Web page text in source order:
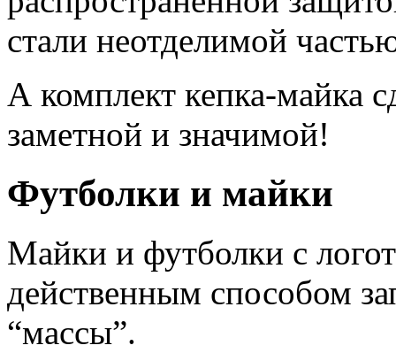
стали неотделимой
А комплект кепка-майка
заметной и значимой!
Футболки и майки
Майки и футболки с
действенным способом
“массы”.